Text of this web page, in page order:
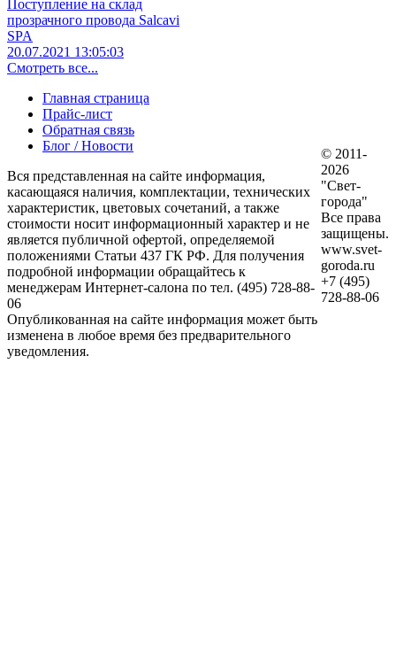
Поступление на склад
прозрачного провода Salcavi
SPA
20.07.2021 13:05:03
Смотреть все...
Главная страница
Прайс-лист
Обратная связь
Блог / Новости
Вся представленная на сайте информация,
касающаяся наличия, комплектации, технических
характеристик, цветовых сочетаний, а также
стоимости носит информационный характер и не
является публичной офертой, определяемой
положениями Статьи 437 ГК РФ. Для получения
подробной информации обращайтесь к
менеджерам Интернет-салона по тел. (495) 728-88-
06
Опубликованная на сайте информация может быть
изменена в любое время без предварительного
уведомления.
© 2011-
2026
"Свет-
города"
Все права
защищены.
www.svet-
goroda.ru
+7 (495)
728-88-06